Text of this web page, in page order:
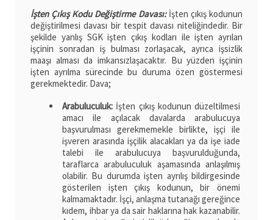
İşten Çıkış Kodu Değiştirme Davası:İşten çıkış kodunun
değiştirilmesi davası bir tespit davası niteliğindedir. Bir
şekilde yanlış SGK işten çıkış kodları ile işten ayrılan
işçinin sonradan iş bulması zorlaşacak, ayrıca işsizlik
maaşı alması da imkansızlaşacaktır. Bu yüzden işçinin
işten ayrılma sürecinde bu duruma özen göstermesi
gerekmektedir. Dava;
Arabuluculuk: İşten çıkış kodunun düzeltilmesi
amacı ile açılacak davalarda arabulucuya
başvurulması gerekmemekle birlikte, işçi ile
işveren arasında işçilik alacakları ya da işe iade
talebi ile arabulucuya başvurulduğunda,
taraflarca arabuluculuk aşamasında anlaşılmış
olabilir. Bu durumda işten ayrılış bildirgesinde
gösterilen işten çıkış kodunun, bir önemi
kalmamaktadır. İşçi, anlaşma tutanağı gereğince
kıdem, ihbar ya da sair haklarına hak kazanabilir.